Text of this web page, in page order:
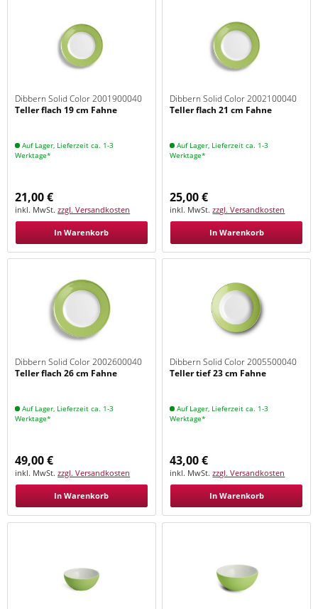
Dibbern Solid Color 2001900040
Maigrün
Teller flach 19 cm Fahne
Auf Lager, Lieferzeit ca. 1-3
Werktage*
21,00 €
inkl. MwSt.zzgl. Versandkosten
In Warenkorb
Dibbern Solid Color 2002100040
Maigrün
Teller flach 21 cm Fahne
Auf Lager, Lieferzeit ca. 1-3
Werktage*
25,00 €
inkl. MwSt.zzgl. Versandkosten
In Warenkorb
Dibbern Solid Color 2002600040
Maigrün
Teller flach 26 cm Fahne
Auf Lager, Lieferzeit ca. 1-3
Werktage*
49,00 €
inkl. MwSt.zzgl. Versandkosten
In Warenkorb
Dibbern Solid Color 2005500040
Maigrün
Teller tief 23 cm Fahne
Auf Lager, Lieferzeit ca. 1-3
Werktage*
43,00 €
inkl. MwSt.zzgl. Versandkosten
In Warenkorb